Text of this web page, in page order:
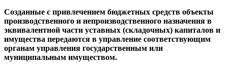
Созданные с привлечением бюджетных средств объекты
производственного и непроизводственного назначения в
эквивалентной части уставных (складочных) капиталов и
имущества передаются в управление соответствующим
органам управления государственным или
муниципальным имуществом.